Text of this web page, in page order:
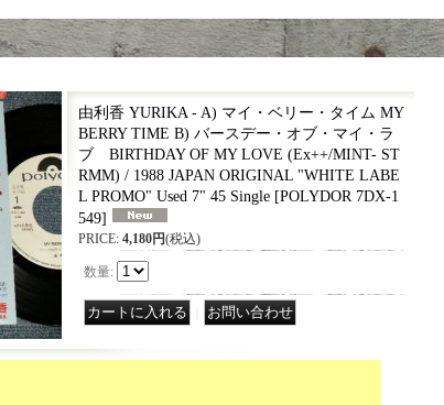
由利香 YURIKA - A) マイ・ベリー・タイム MY
BERRY TIME B) バースデー・オブ・マイ・ラ
ブ BIRTHDAY OF MY LOVE (Ex++/MINT- ST
RMM) / 1988 JAPAN ORIGINAL "WHITE LABE
L PROMO" Used 7" 45 Single [POLYDOR 7DX-1
549]
PRICE: 4,180円(税込)
数量: